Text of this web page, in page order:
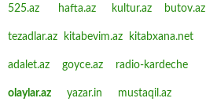
525.az hafta.az kultur.az butov.az
tezadlar.az kitabevim.az kitabxana.net
adalet.az goyce.az radio-kardeche
olaylar.az yazar.in mustaqil.az